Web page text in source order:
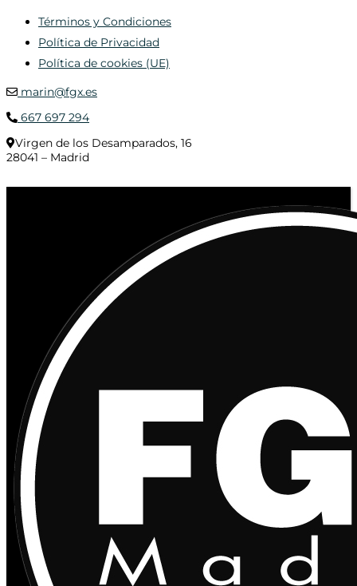
Términos y Condiciones
Política de Privacidad
Política de cookies (UE)
marin@fgx.es
667 697 294
Virgen de los Desamparados, 16
28041 – Madrid